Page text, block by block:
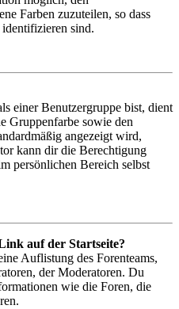
Farben zuzuteilen, so dass
sind.
einer Benutzergruppe bist, dient
Gruppenfarbe sowie den
angezeigt wird,
kann dir die Berechtigung
persönlichen Bereich selbst
auf der Startseite?
Auflistung des Forenteams,
der Moderatoren. Du
wie die Foren, die